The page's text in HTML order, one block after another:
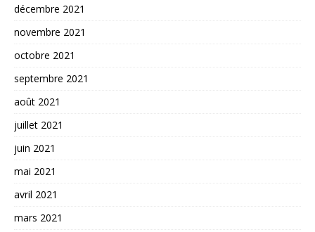
décembre 2021
novembre 2021
octobre 2021
septembre 2021
août 2021
juillet 2021
juin 2021
mai 2021
avril 2021
mars 2021